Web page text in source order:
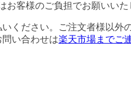
お客様のご負担でお願いいた
ください。ご注文者様以外
い合わせは楽天市場までご